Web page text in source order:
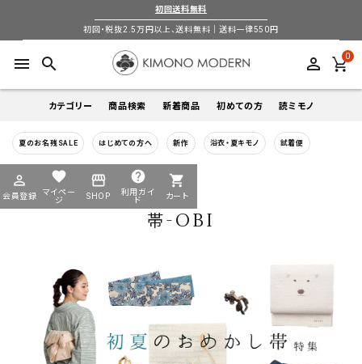
初回送料無料
初回・税抜2.5万円以上、送料無料｜送料一律550円
menu search perm_identity 0
カテゴリー
着物
帯
襦袢
小物
商品検索
キーワードから探す
5-9月 夏季以外通年 冬
カテゴリーから探す
着物 帯 羽織
新着商品 初めての方 読ミモノ
夏のお名残SALE はじめての方へ 新作 浴衣・夏キモノ 試着便
perm_identity
会員登録
favorite
マイペー
ジ
storefront
SHOP
help
利用ガイ
ド
shopping_cart
カート
ようこそ ゲスト 様
HOME 全商品一覧 帯-OBI
帯-OBI